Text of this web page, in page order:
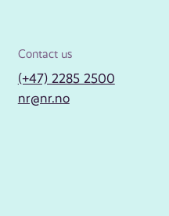
Contact us
(+47) 2285 2500
nr@nr.no